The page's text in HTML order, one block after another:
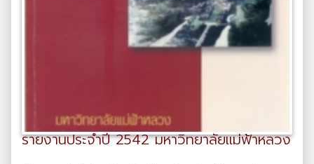
รายงานประจำปี 2542 มหาวิทยาลัยแม่ฟ้าหลวง